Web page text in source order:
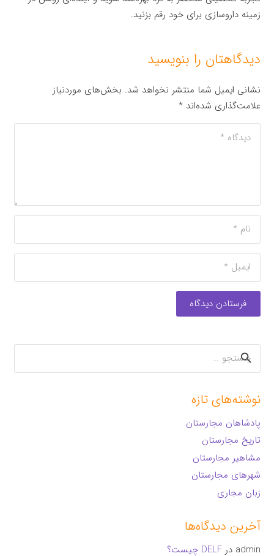
زمینه داروسازی برای خود رقم بزنید.
دیدگاهتان را بنویسید
نشانی ایمیل شما منتشر نخواهد شد. بخش‌های موردنیاز
علامت‌گذاری شده‌اند*
فرستادن دیدگاه
جستجو
برای:
نوشته‌های تازه
پادشاهان مجارستان
تاریخ مجارستان
مشاهیر مجارستان
شهرهای مجارستان
زبان مجاری
آخرین دیدگاه‌ها
admin درDELF چیست؟